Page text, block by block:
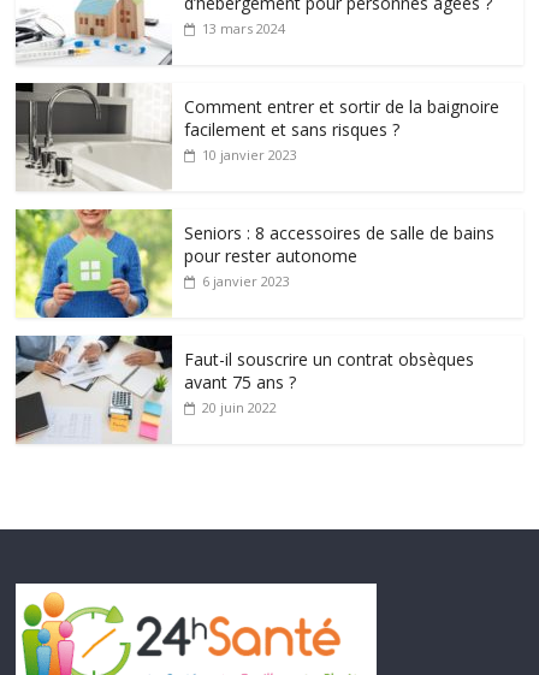
13 mars 2024
Comment entrer et sortir de la baignoire
facilement et sans risques ?
10 janvier 2023
Seniors : 8 accessoires de salle de bains
pour rester autonome
6 janvier 2023
Faut-il souscrire un contrat obsèques
avant 75 ans ?
20 juin 2022